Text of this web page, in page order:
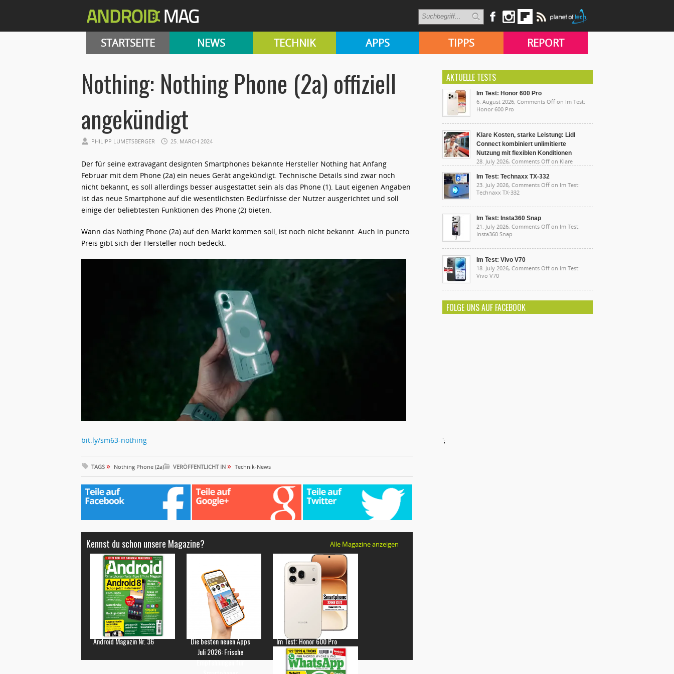
STARTSEITE NEWS TECHNIK APPS TIPPS REPORT
Nothing: Nothing Phone (2a) offiziell
angekündigt
PHILIPP LUMETSBERGER 25. MARCH 2024
Der für seine extravagant designten Smartphones bekannte Hersteller Nothing hat Anfang
Februar mit dem Phone (2a) ein neues Gerät angekündigt. Technische Details sind zwar noch
nicht bekannt, es soll allerdings besser ausgestattet sein als das Phone (1). Laut eigenen Angaben
ist das neue Smartphone auf die wesentlichsten Bedürfnisse der Nutzer ausgerichtet und soll
einige der beliebtesten Funktionen des Phone (2) bieten.
Wann das Nothing Phone (2a) auf den Markt kommen soll, ist noch nicht bekannt. Auch in puncto
Preis gibt sich der Hersteller noch bedeckt.
bit.ly/sm63-nothing
TAGS » Nothing Phone (2a) VERÖFFENTLICHT IN » Technik-News
Kennst du schon unsere Magazine? Alle Magazine anzeigen
Android Magazin Nr. 36
Die besten neuen Apps
Juli 2026: Frische
Empfehlungen für
Im Test: Honor 600 Pro
AKTUELLE TESTS
Im Test: Honor 600 Pro
6. August 2026, Comments Off on Im Test:
Honor 600 Pro
Klare Kosten, starke Leistung: Lidl
Connect kombiniert unlimitierte
Nutzung mit flexiblen Konditionen
28. July 2026, Comments Off on Klare
unlimitierte Nutzung mit flexiblen Konditionen
Im Test: Technaxx TX-332
23. July 2026, Comments Off on Im Test:
Technaxx TX-332
Im Test: Insta360 Snap
21. July 2026, Comments Off on Im Test:
Insta360 Snap
Im Test: Vivo V70
18. July 2026, Comments Off on Im Test:
Vivo V70
FOLGE UNS AUF FACEBOOK
';